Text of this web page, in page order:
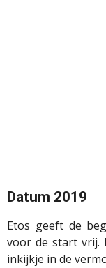
Datum 2019
Etos geeft de
voor de start vrij.
inkijkje in de